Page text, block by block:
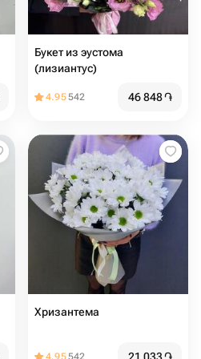
Букет из эустома
(лизиантус)
4.95542 46 848֏
Хризантема
4.95542